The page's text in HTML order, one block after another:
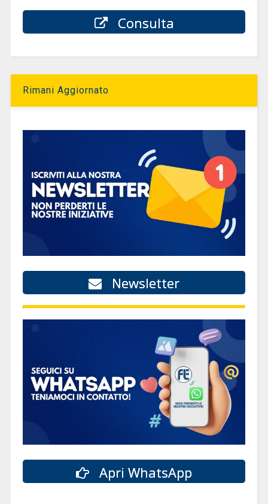
Consulta
Rimani Aggiornato
Newsletter
Apri WhatsApp